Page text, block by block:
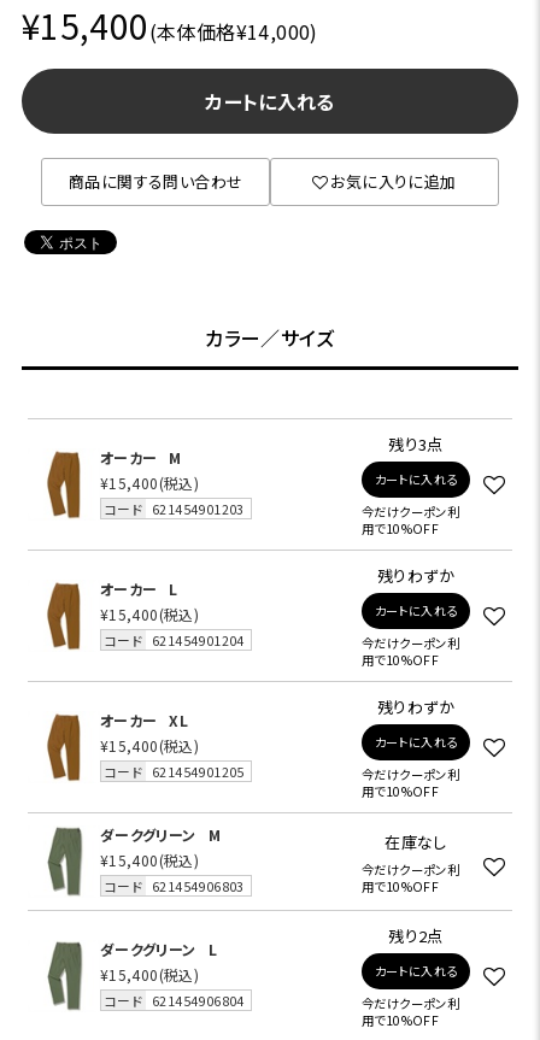
¥15,400(本体価格¥14,000)
カートに入れる
商品に関する問い合わせ お気に入りに追加
カラー／サイズ
オーカー
M
¥15,400(税込)
コード 621454901203
残り3点
カートに入れる
今だけクーポン利
用で10%OFF
オーカー
L
¥15,400(税込)
コード 621454901204
残りわずか
カートに入れる
今だけクーポン利
用で10%OFF
オーカー
XL
¥15,400(税込)
コード 621454901205
残りわずか
カートに入れる
今だけクーポン利
用で10%OFF
ダークグリーン
M
¥15,400(税込)
コード 621454906803
在庫なし
今だけクーポン利
用で10%OFF
ダークグリーン
L
¥15,400(税込)
コード 621454906804
残り2点
カートに入れる
今だけクーポン利
用で10%OFF